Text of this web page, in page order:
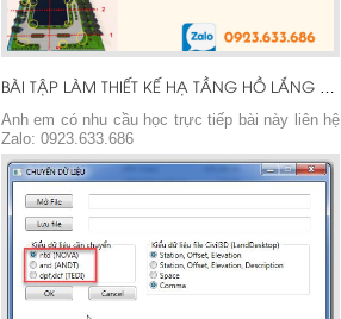
BÀI TẬP LÀM THIẾT KẾ HẠ TẦNG HỒ LẮNG SINH HỌC
Anh em có nhu cầu học trực tiếp bài này liên hệ
Zalo: 0923.633.686